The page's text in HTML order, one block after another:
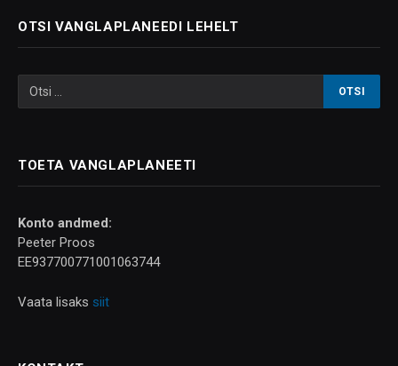
OTSI VANGLAPLANEEDI LEHELT
TOETA VANGLAPLANEETI
Konto andmed:
Peeter Proos
EE937700771001063744
Vaata lisaks siit